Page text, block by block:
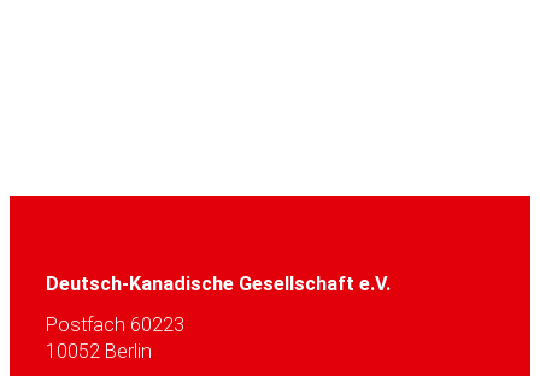
Deutsch-Kanadische Gesellschaft e.V.
Postfach 60223
10052 Berlin